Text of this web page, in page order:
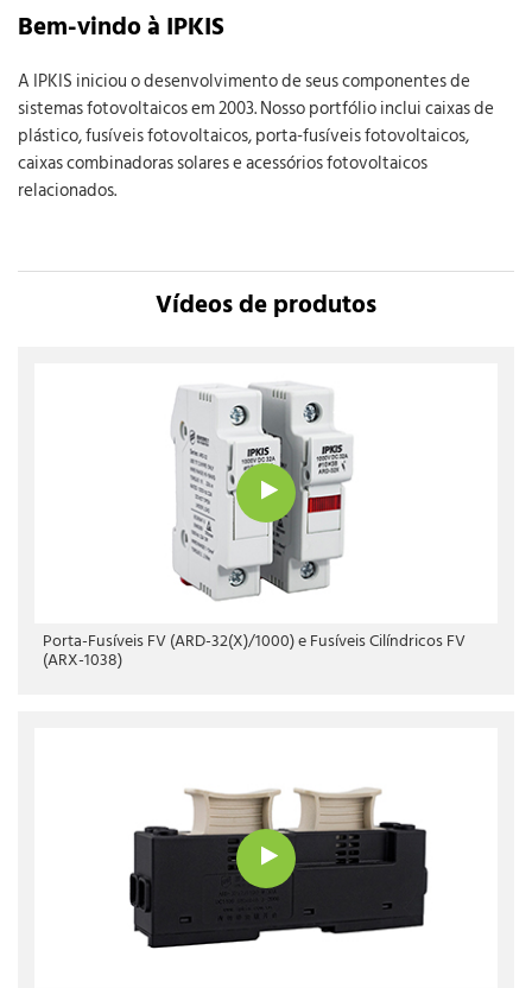
Bem-vindo à IPKIS
A IPKIS iniciou o desenvolvimento de seus componentes de
sistemas fotovoltaicos em 2003. Nosso portfólio inclui caixas de
plástico, fusíveis fotovoltaicos, porta-fusíveis fotovoltaicos,
caixas combinadoras solares e acessórios fotovoltaicos
relacionados.
Vídeos de produtos
Porta-Fusíveis FV (ARD-32(X)/1000) e Fusíveis Cilíndricos FV
(ARX-1038)